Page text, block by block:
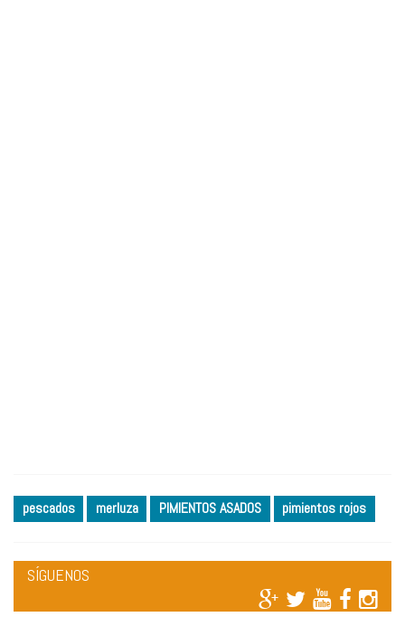
pescados merluza PIMIENTOS ASADOS pimientos rojos
SÍGUENOS